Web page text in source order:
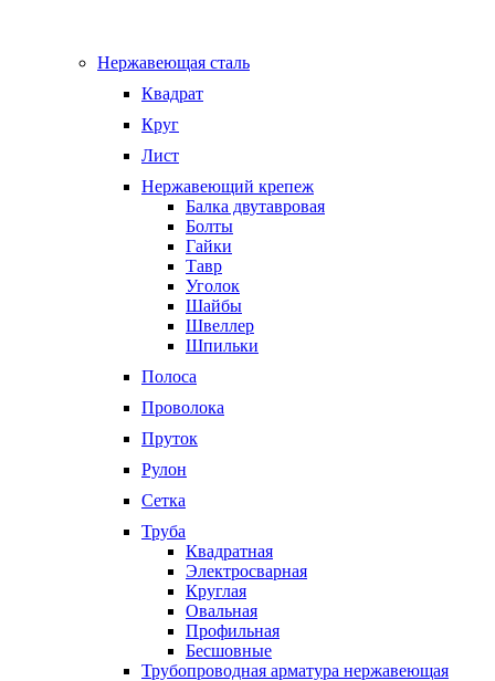
Нержавеющая сталь
Квадрат
Круг
Лист
Нержавеющий крепеж
Балка двутавровая
Болты
Гайки
Тавр
Уголок
Шайбы
Швеллер
Шпильки
Полоса
Проволока
Пруток
Рулон
Сетка
Труба
Квадратная
Электросварная
Круглая
Овальная
Профильная
Бесшовные
Трубопроводная арматура нержавеющая